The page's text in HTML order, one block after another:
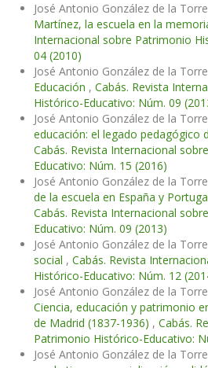
José Antonio González de la
Martínez, la escuela en la
Internacional sobre Patrimonio
04 (2010)
José Antonio González de la
Educación , Cabás. Revista
Histórico-Educativo: Núm. 09
José Antonio González de la
educación: el legado pedagógico
Cabás. Revista Internacional
Educativo: Núm. 15 (2016)
José Antonio González de la
de la escuela en España y
Cabás. Revista Internacional
Educativo: Núm. 09 (2013)
José Antonio González de la
social , Cabás. Revista
Histórico-Educativo: Núm. 12
José Antonio González de la
Ciencia, educación y patrimonio
de Madrid (1837-1936) , Cabás.
Patrimonio Histórico-Educativo:
José Antonio González de la